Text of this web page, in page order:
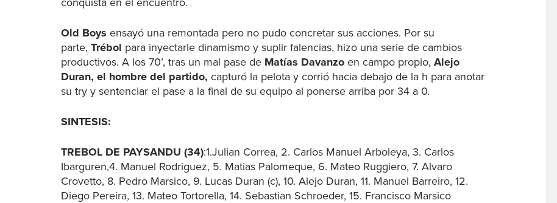
Old Boys ensayó una remontada pero no pudo concretar sus acciones. Por su
parte, Trébol para inyectarle dinamismo y suplir falencias, hizo una serie de cambios
productivos. A los 70’, tras un mal pase de Matías Davanzo en campo propio, Alejo
Duran, el hombre del partido, capturó la pelota y corrió hacia debajo de la h para anotar
su try y sentenciar el pase a la final de su equipo al ponerse arriba por 34 a 0.
SINTESIS:
TREBOL DE PAYSANDU (34):1.Julian Correa, 2. Carlos Manuel Arboleya, 3. Carlos
Ibarguren,4. Manuel Rodriguez, 5. Matias Palomeque, 6. Mateo Ruggiero, 7. Alvaro
Crovetto, 8. Pedro Marsico, 9. Lucas Duran (c), 10. Alejo Duran, 11. Manuel Barreiro, 12.
Diego Pereira, 13. Mateo Tortorella, 14. Sebastian Schroeder, 15. Francisco Marsico